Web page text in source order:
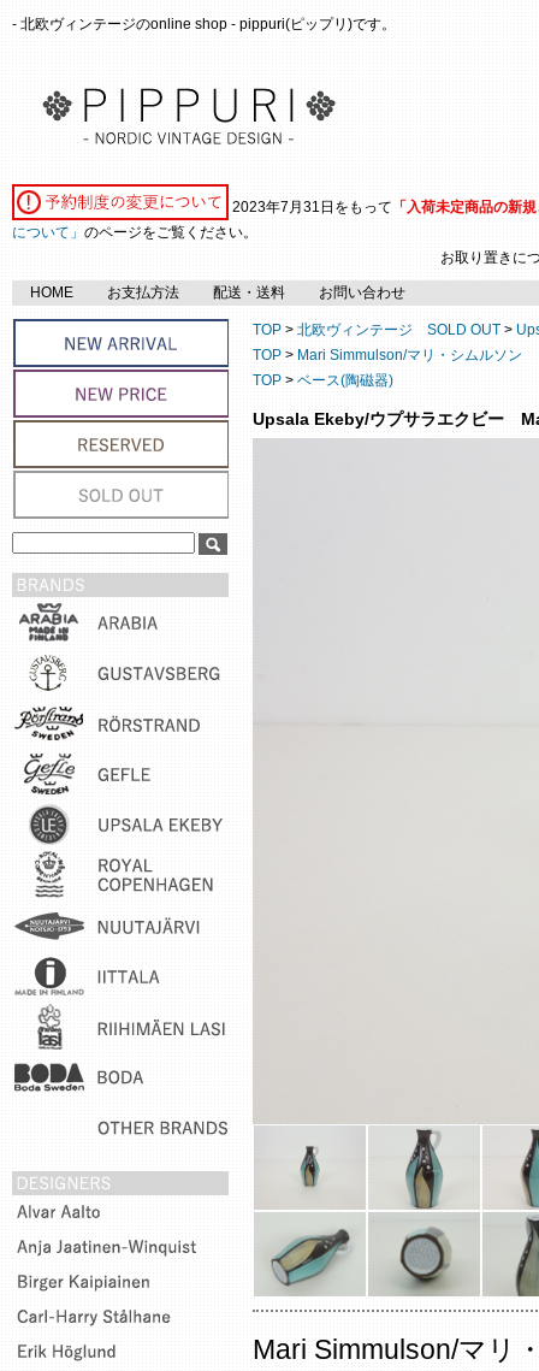
- 北欧ヴィンテージのonline shop - pippuri(ピップリ)です。
2023年7月31日をもって 「入荷未定商品の新
について」 のページをご覧ください。
お取り置きに
HOME お支払方法 配送・送料 お問い合わせ
TOP > 北欧ヴィンテージ SOLD OUT >
TOP > Mari Simmulson/マリ・シムルソン
TOP > ベース(陶磁器)
Upsala Ekeby/ウプサラエクビー
Mari Simmulson/マリ